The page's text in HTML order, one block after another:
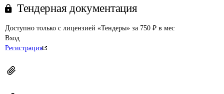
Тендерная документация
Доступно только с лицензией «Тендеры» за 750 ₽ в мес
Вход
Регистрация